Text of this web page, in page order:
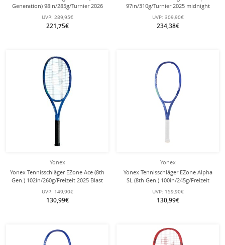
Generation) 98in/285g/Turnier 2026
rot - unbesaitet -
UVP: 289,95€
221,75€
97in/310g/Turnier 2025 midnight
navyblau - unbesaitet -
UVP: 309,90€
234,38€
Yonex
Yonex Tennisschläger EZone Ace (8th
Gen.) 102in/260g/Freizeit 2025 Blast
blau - besaitet -
UVP: 149,90€
130,99€
Yonex
Yonex Tennisschläger EZone Alpha
SL (8th Gen.) 100in/245g/Freizeit
2025 Blast blau - besaitet -
UVP: 159,90€
130,99€